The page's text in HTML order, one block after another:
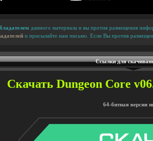
данного материала и вы против размещения
и присылайте нам письмо. Если Вы против
Ссылки для
Скачать Dungeon Core
64-битная версия